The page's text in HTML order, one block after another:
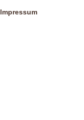
Impressum